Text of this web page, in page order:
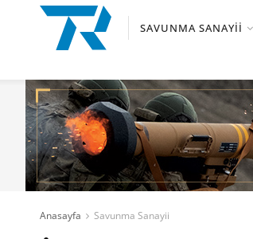
SAVUNMA SANAYII
Anasayfa Savunma Sanayii